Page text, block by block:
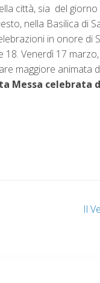
città, sia del giorno
nella Basilica di
in onore di
Venerdì 17
maggiore animata
Messa celebrata
Il